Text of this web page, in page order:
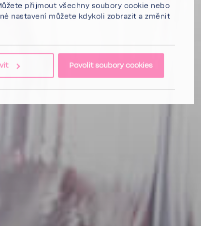
přijmout všechny soubory cookie nebo
nastavení můžete kdykoli zobrazit a změnit
Povolit soubory cookies